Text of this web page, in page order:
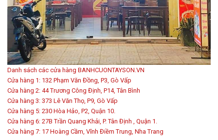
Danh sách các cửa hàng BANHCUONTAYSON.VN
Cửa hàng 1: 132 Phạm Văn Đồng, P3, Gò Vấp
Cửa hàng 2: 44 Trương Công Định, P14, Tân Bình
Cửa hàng 3: 373 Lê Văn Thọ, P9, Gò Vấp
Cửa hàng 5: 230 Hòa Hảo, P2, Quận 10.
Cửa hàng 6: 27B Trần Quang Khải, P. Tân Định , Quận 1.
Cửa hàng 7: 17 Hoàng Cầm, Vĩnh Điềm Trung, Nha Trang